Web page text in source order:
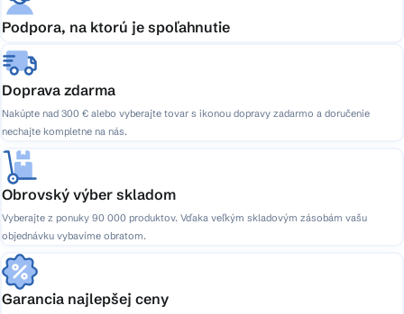
Podpora, na ktorú je spoľahnutie
Doprava zdarma
Nakúpte nad 300 € alebo vyberajte tovar s ikonou dopravy zadarmo a doručenie
nechajte kompletne na nás.
Obrovský výber skladom
Vyberajte z ponuky 90 000 produktov. Vďaka veľkým skladovým zásobám vašu
objednávku vybavíme obratom.
Garancia najlepšej ceny